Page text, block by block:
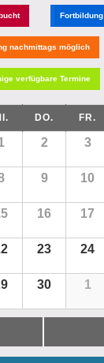
Fortbildung
nachmittags möglich
verfügbare Termine
DO. FR.
2 3
9 10
16 17
23 24
30 1